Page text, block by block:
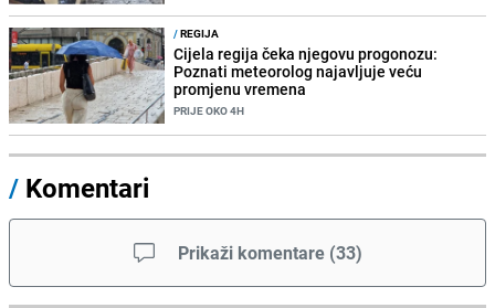
/REGIJA
Cijela regija čeka njegovu progonozu:
Poznati meteorolog najavljuje veću
promjenu vremena
PRIJE OKO 4H
/ Komentari
Prikaži komentare (33)